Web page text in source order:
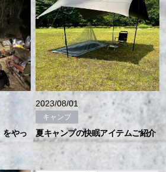
をやっ
2023/08/01
キャンプ
夏キャンプの快眠アイテムご紹介